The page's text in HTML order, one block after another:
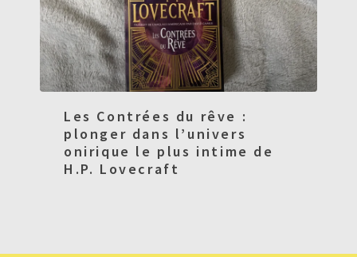
Les Contrées du rêve :
plonger dans l’univers
onirique le plus intime de
H.P. Lovecraft